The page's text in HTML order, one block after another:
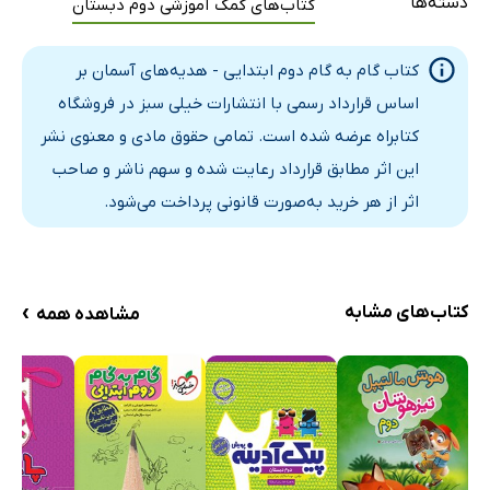
درس بیستم: در کنار سفره
آزمون‌ها
کتاب‌های کمک آموزشی دوم دبستان
کتاب گام به گام دوم ابتدایی - هدیه‌های آسمان بر
اساس قرارداد رسمی با انتشارات خیلی سبز در فروشگاه
کتابراه عرضه شده است. تمامی حقوق مادی و معنوی نشر
این اثر مطابق قرارداد رعایت شده و سهم ناشر و صاحب
اثر از هر خرید به‌صورت قانونی پرداخت می‌شود.
کتاب‌های مشابه مشاهده همه ›